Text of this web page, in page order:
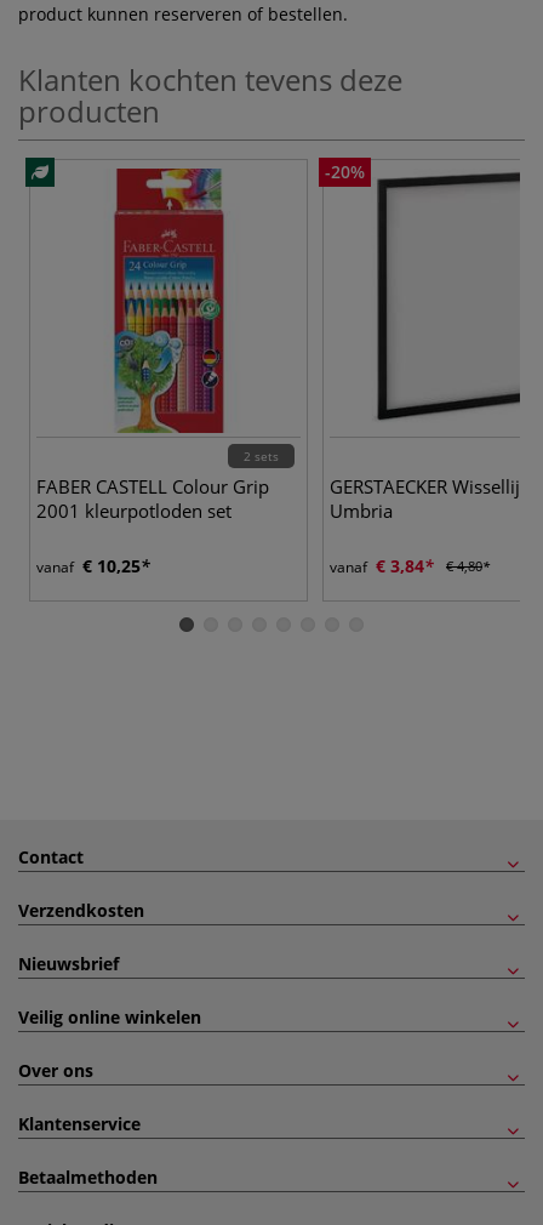
product kunnen reserveren of bestellen.
Klanten kochten tevens deze
producten
2 sets
FABER CASTELL Colour Grip
2001 kleurpotloden set
vanaf € 10,25
-20%
GERSTAECKER Wissellijst
Umbria
vanaf € 3,84 € 4,80
Contact
Verzendkosten
Nieuwsbrief
Veilig online winkelen
Over ons
Klantenservice
Betaalmethoden